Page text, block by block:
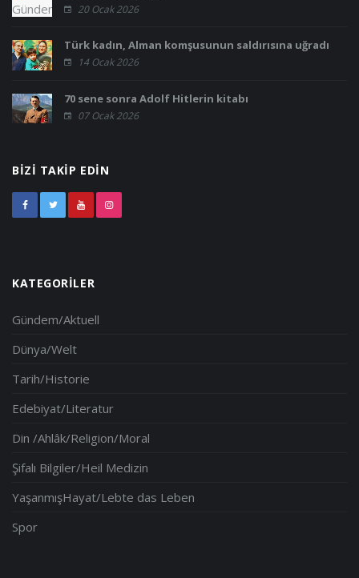
20 Ocak 2026
Türk kadın, Alman komşusunun saldırısına uğradı
14 Ocak 2026
70 sene sonra Adolf Hitlerin kitabı
07 Ocak 2026
BIZI TAKIP EDIN
KATEGORILER
Gündem/Aktuell
Dünya/Welt
Tarih/Historie
Edebiyat/Literatur
Din /Ahlâk/Religion/Moral
Şifalı Bilgiler/Heil Medizin
YaşanmışHayat/Lebte das Leben
Spor